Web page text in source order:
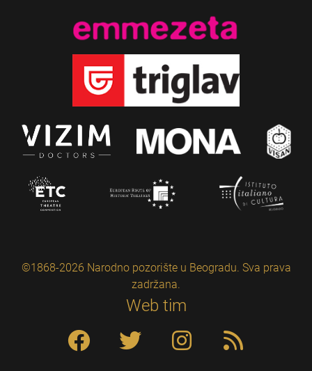
©1868-2026 Narodno pozorište u Beogradu. Sva prava
zadržana.
Web tim